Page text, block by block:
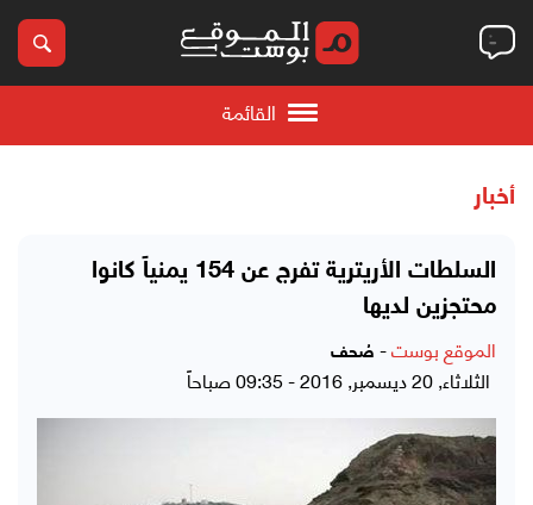
القائمة
أخبار
السلطات الأريترية تفرج عن 154 يمنياً كانوا
محتجزين لديها
الموقع بوست- صُحف
الثلاثاء, 20 ديسمبر, 2016 - 09:35 صباحاً